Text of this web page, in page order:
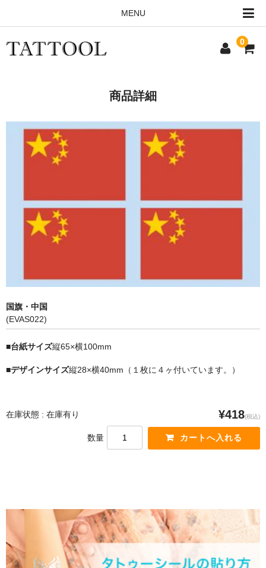
0
MENU
ORDERING INFO
CONTACT
商品詳細
国旗・中国
(EVAS022)
■台紙サイズ縦65×横100mm
■デザインサイズ縦28×横40mm（１枚に４ヶ付いています。）
在庫状態 : 在庫有り ¥418(税込)
数量